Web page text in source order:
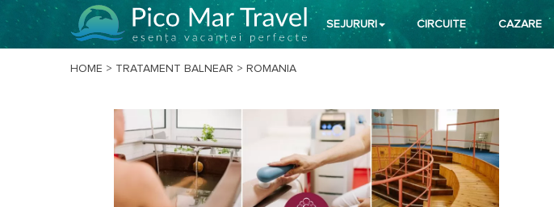
SEJURURI CIRCUITE CAZARE
HOME > TRATAMENT BALNEAR > ROMANIA